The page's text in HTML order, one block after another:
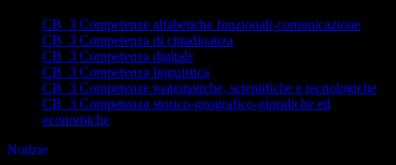
CB_3 Competenze alfabetiche funzionali-comunicazione
CB_3 Competenza di cittadinanza
CB_3 Competenza digitale
CB_3 Competenza linguistica
CB_3 Competenze matematiche, scientifiche e tecnologiche
CB_3 Competenza storico-geografico-giuridiche ed
economiche
Notizie